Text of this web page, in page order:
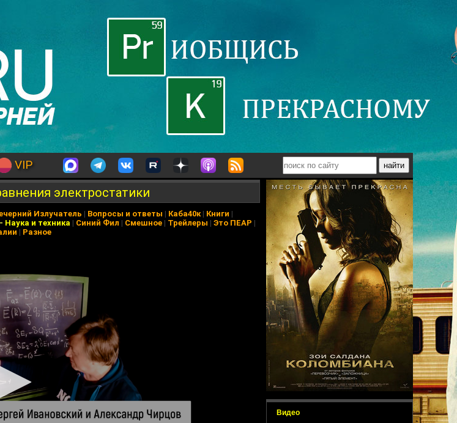
VIP
Видео
электростатики
Излучатель | Вопросы и ответы | Каба40к| Книги |
- Наука и техника | Синий Фил | Смешное| Трейлеры | Это ПЕАР |
| Разное